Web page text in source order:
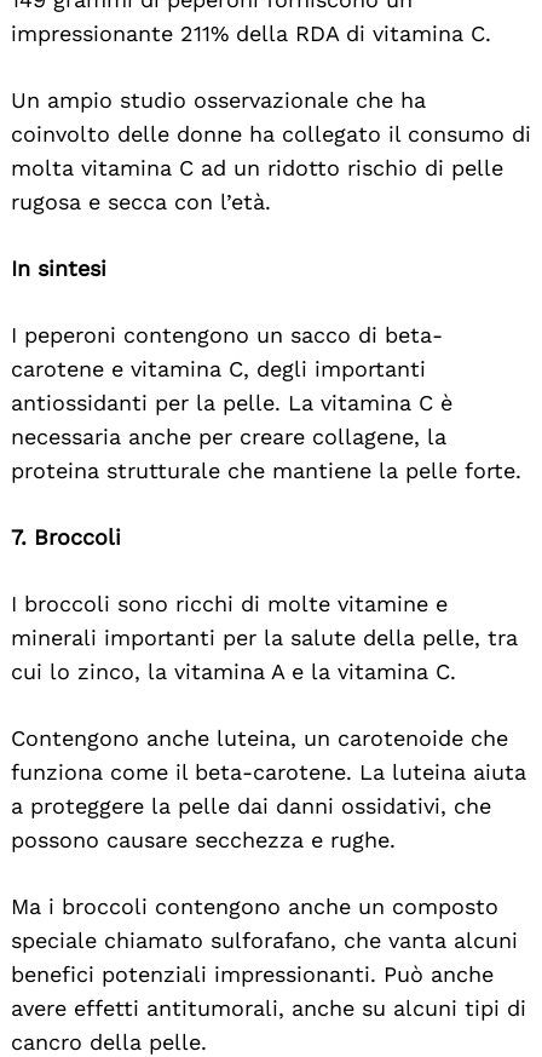
impressionante 211% della RDA di vitamina C.
Un ampio studio osservazionale che ha
coinvolto delle donne ha collegato il consumo di
molta vitamina C ad un ridotto rischio di pelle
rugosa e secca con l’età.
In sintesi
I peperoni contengono un sacco di beta-
carotene e vitamina C, degli importanti
antiossidanti per la pelle. La vitamina C è
necessaria anche per creare collagene, la
proteina strutturale che mantiene la pelle forte.
7. Broccoli
I broccoli sono ricchi di molte vitamine e
minerali importanti per la salute della pelle, tra
cui lo zinco, la vitamina A e la vitamina C.
Contengono anche luteina, un carotenoide che
funziona come il beta-carotene. La luteina aiuta
a proteggere la pelle dai danni ossidativi, che
possono causare secchezza e rughe.
Ma i broccoli contengono anche un composto
speciale chiamato sulforafano, che vanta alcuni
benefici potenziali impressionanti. Può anche
avere effetti antitumorali, anche su alcuni tipi di
cancro della pelle.